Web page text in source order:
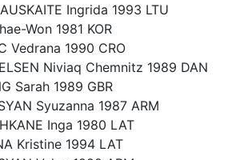
Ingrida 1993 LTU
Won 1981 KOR
Vedrana 1990 CRO
Niviaq Chemnitz 1989 DAN
Sarah 1989 GBR
Syuzanna 1987 ARM
Inga 1980 LAT
Kristine 1994 LAT